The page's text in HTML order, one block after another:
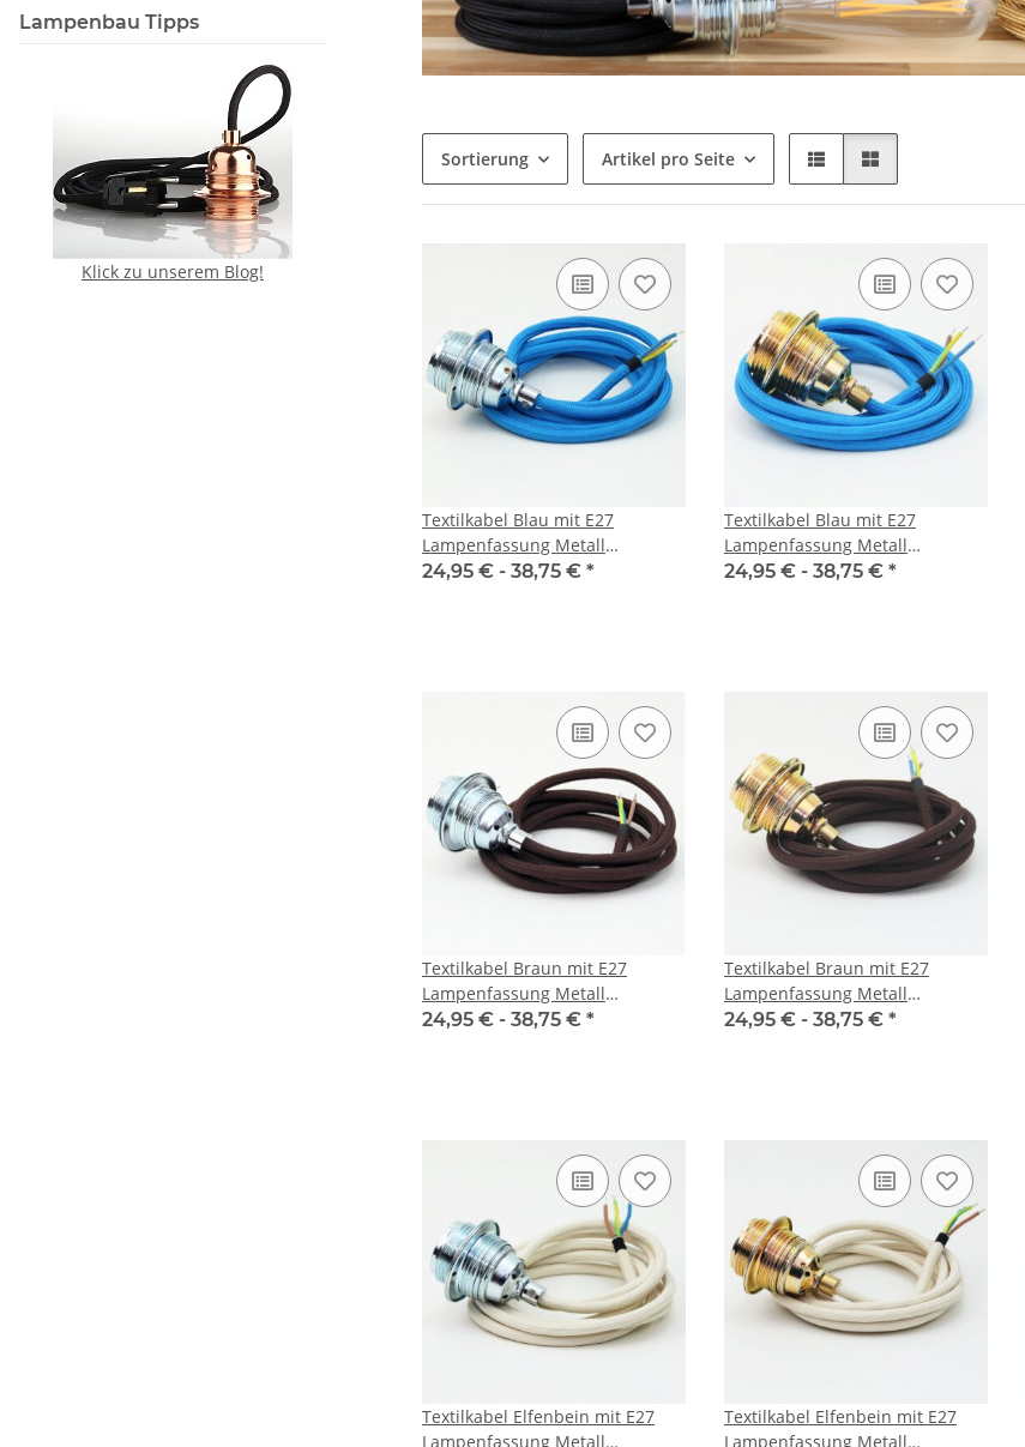
Sortierung Artikel pro Seite
Textilkabel Blau mit E27
Lampenfassung Metall
verchromt und 2 Schraubringe
24,95 € - 38,75 € *
Textilkabel Blau mit E27
Lampenfassung Metall
vermessingt und 2 Schraubringe
24,95 € - 38,75 € *
Textilkabel Braun mit E27
Lampenfassung Metall
verchromt und 2 Schraubringe
24,95 € - 38,75 € *
Textilkabel Braun mit E27
Lampenfassung Metall
vermessingt und 2 Schraubringe
24,95 € - 38,75 € *
Textilkabel Elfenbein mit E27
Lampenfassung Metall
Textilkabel Elfenbein mit E27
Lampenfassung Metall
Lampenbau Tipps
Klick zu unserem Blog!